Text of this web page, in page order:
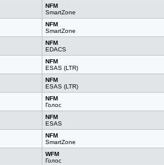
NFM
SmartZone
NFM
SmartZone
NFM
EDACS
NFM
ESAS (LTR)
NFM
ESAS (LTR)
NFM
Голос
NFM
ESAS
NFM
SmartZone
WFM
Голос